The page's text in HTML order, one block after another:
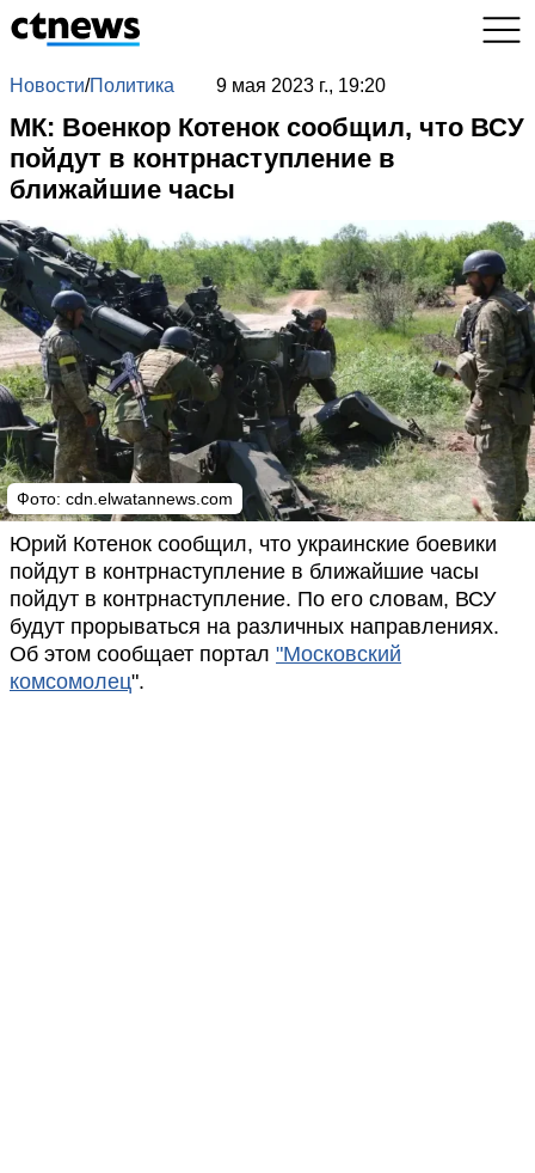
Новости/Политика 9 мая 2023 г., 19:20
МК: Военкор Котенок сообщил, что ВСУ
пойдут в контрнаступление в
ближайшие часы
Фото: cdn.elwatannews.com
Юрий Котенок сообщил, что украинские боевики
пойдут в контрнаступление в ближайшие часы
пойдут в контрнаступление. По его словам, ВСУ
будут прорываться на различных направлениях.
Об этом сообщает портал "Московский
комсомолец".